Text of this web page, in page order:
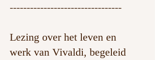
---------------------------------
Lezing over het leven en
werk van Vivaldi, begeleid